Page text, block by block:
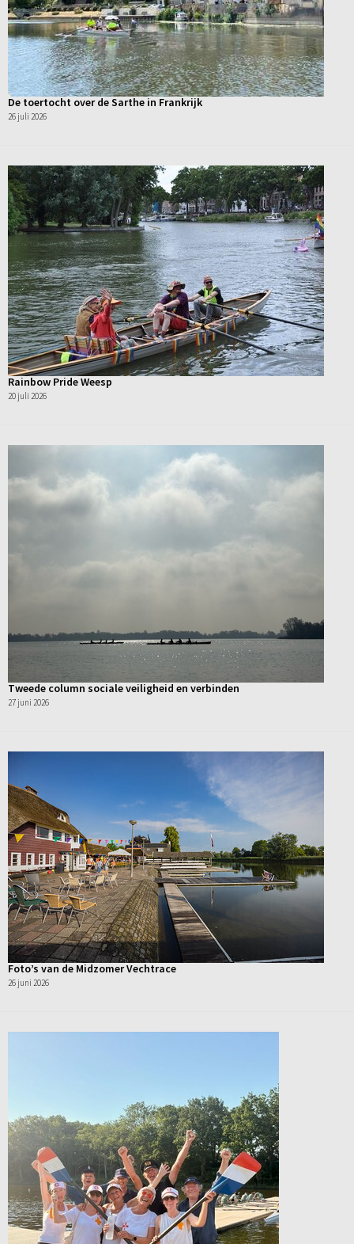
De toertocht over de Sarthe in Frankrijk
26 juli 2026
Rainbow Pride Weesp
20 juli 2026
Tweede column sociale veiligheid en verbinden
27 juni 2026
Foto’s van de Midzomer Vechtrace
26 juni 2026